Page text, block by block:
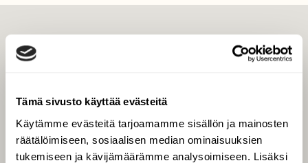
Tämä sivusto käyttää evästeitä
Käytämme evästeitä tarjoamamme sisällön ja mainosten
räätälöimiseen, sosiaalisen median ominaisuuksien
tukemiseen ja kävijämäärämme analysoimiseen. Lisäksi
Tilaa digilukuoikeus
Äänestä parasta juttua
Tilaa uutiskirje